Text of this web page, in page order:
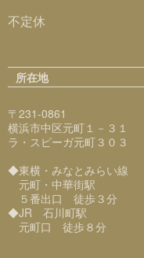
不定休
所在地
〒231-0861
横浜市中区元町１－３１
ラ・スピーガ元町３０３
◆東横・みなとみらい線
元町・中華街駅
５番出口 徒歩３分
◆JR 石川町駅
元町口 徒歩８分